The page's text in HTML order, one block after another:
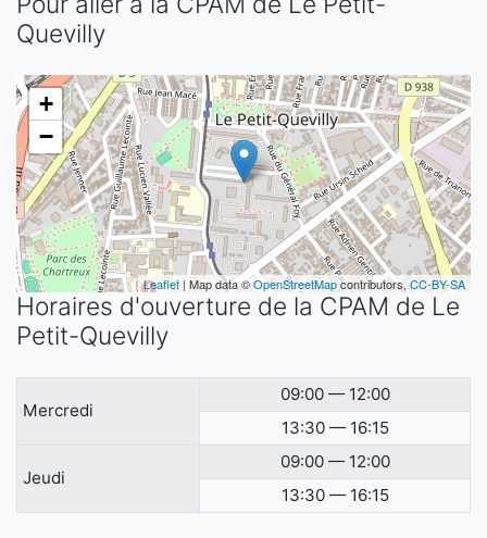
Quevilly
+
−
Leaflet | Map data ©OpenStreetMapcontributors, CC-BY-SA
Horaires d'ouverture de la CPAM de Le
Petit-Quevilly
Mercredi
09:00 — 12:00
13:30 — 16:15
Jeudi
09:00 — 12:00
13:30 — 16:15